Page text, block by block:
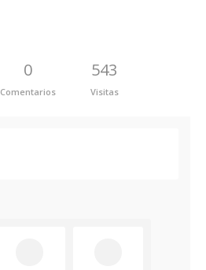
0
Comentarios
543
Visitas